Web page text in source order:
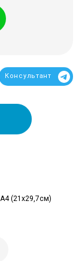
Консультант
(21x29,7см)